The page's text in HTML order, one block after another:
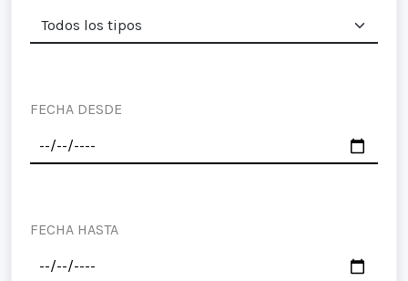
FECHA DESDE
FECHA HASTA